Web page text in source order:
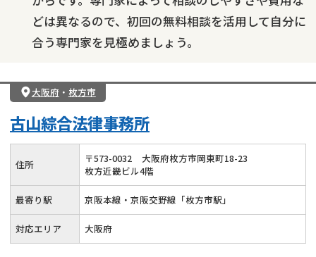
どは異なるので、初回の無料相談を活用して自分に
合う専門家を見極めましょう。
大阪府・ 枚方市
古山綜合法律事務所
住所 〒573-0032
大阪府枚方市岡東町18-23
枚方近畿ビル4階
最寄り駅 京阪本線・京阪交野線「枚方市駅」
対応エリア 大阪府